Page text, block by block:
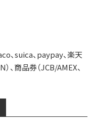
、suica、paypay、楽天
、商品券（JCB/AMEX、